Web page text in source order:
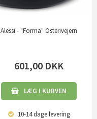
Alessi - "Forma" Osterivejern
601,00 DKK
LÆG I KURVEN
10-14 dagelevering